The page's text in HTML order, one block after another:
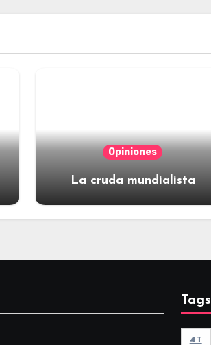
Opiniones
La cruda mundialista
Tags
4T